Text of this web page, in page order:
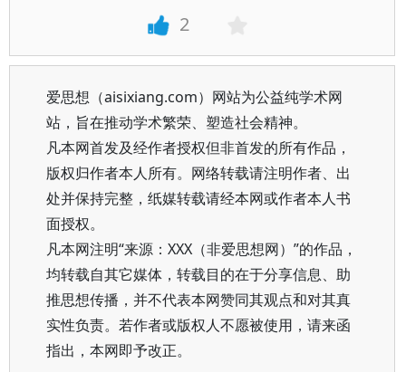
2
爱思想（aisixiang.com）网站为公益纯学术网
站，旨在推动学术繁荣、塑造社会精神。
凡本网首发及经作者授权但非首发的所有作品，
版权归作者本人所有。网络转载请注明作者、出
处并保持完整，纸媒转载请经本网或作者本人书
面授权。
凡本网注明“来源：XXX（非爱思想网）”的作品，
均转载自其它媒体，转载目的在于分享信息、助
推思想传播，并不代表本网赞同其观点和对其真
实性负责。若作者或版权人不愿被使用，请来函
指出，本网即予改正。